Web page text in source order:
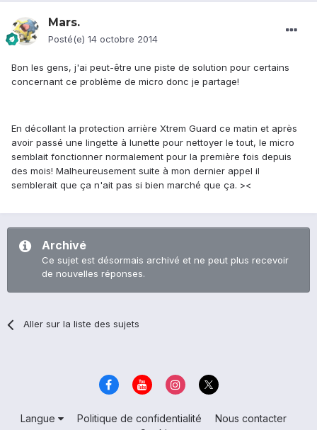
Mars.
Posté(e) 14 octobre 2014
Bon les gens, j'ai peut-être une piste de solution pour certains
concernant ce problème de micro donc je partage!
En décollant la protection arrière Xtrem Guard ce matin et après
avoir passé une lingette à lunette pour nettoyer le tout, le micro
semblait fonctionner normalement pour la première fois depuis
des mois! Malheureusement suite à mon dernier appel il
semblerait que ça n'ait pas si bien marché que ça. ><
Archivé
Ce sujet est désormais archivé et ne peut plus recevoir
de nouvelles réponses.
Aller sur la liste des sujets
Langue Politique de confidentialité
Nous contacter